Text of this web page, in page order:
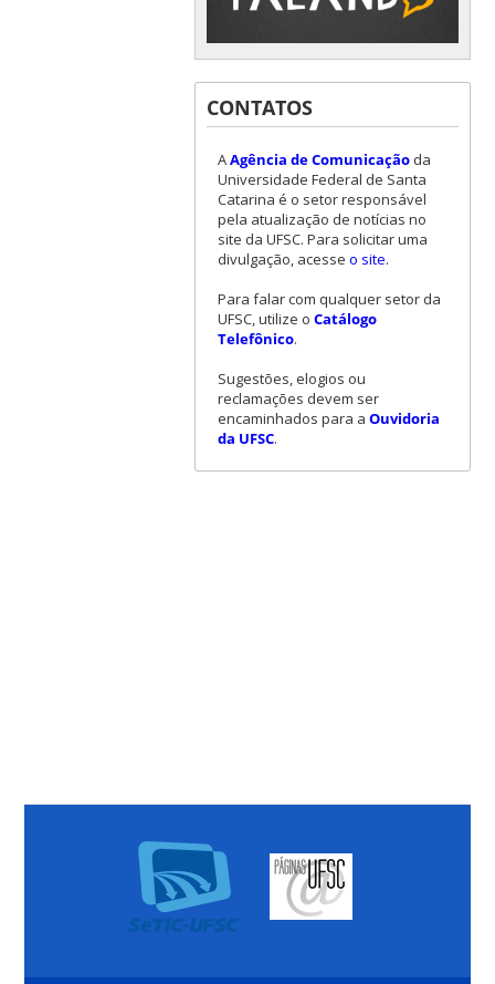
CONTATOS
AAgência de Comunicaçãoda
Universidade Federal de Santa
Catarina é o setor responsável
pela atualização de notícias no
site da UFSC. Para solicitar uma
divulgação, acesse o site.
Para falar com qualquer setor da
UFSC, utilize o Catálogo
Telefônico.
Sugestões, elogios ou
reclamações devem ser
encaminhados para a Ouvidoria
da UFSC.